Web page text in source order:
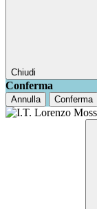
Chiudi
Conferma
Annulla Conferma